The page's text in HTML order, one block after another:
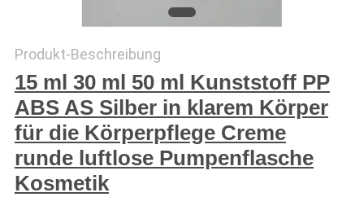
SITEMAP
PRIVACY
POLICY
Produkt-Beschreibung
15 ml 30 ml 50 ml Kunststoff PP
ABS AS Silber in klarem Körper
für die Körperpflege Creme
runde luftlose Pumpenflasche
Kosmetik